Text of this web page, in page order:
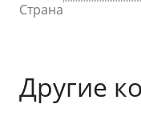
Страна
Другие